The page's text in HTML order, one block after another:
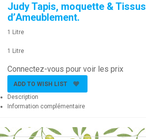
Judy Tapis, moquette & Tissus
d’Ameublement.
1 Litre
1 Litre
Connectez-vous pour voir les prix
ADD TO WISH LIST
Description
Information complémentaire